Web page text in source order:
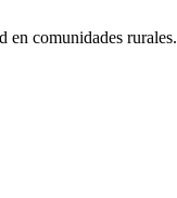
en comunidades rurales.